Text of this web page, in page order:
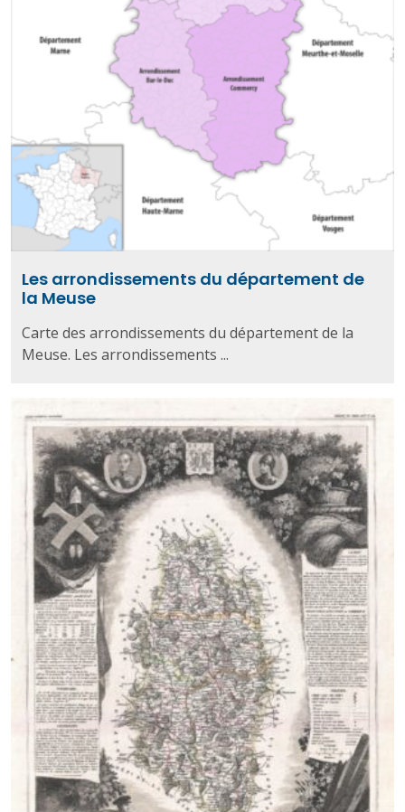
Les arrondissements du département de
la Meuse
Carte des arrondissements du département de la
Meuse. Les arrondissements ...